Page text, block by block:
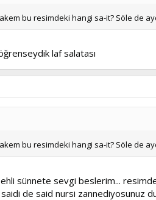
bu resimdeki hangi sa-it? Söle de
laf salatası
bu resimdeki hangi sa-it? Söle de
sünnete sevgi beslerim...
de said nursi zannediyosunuz